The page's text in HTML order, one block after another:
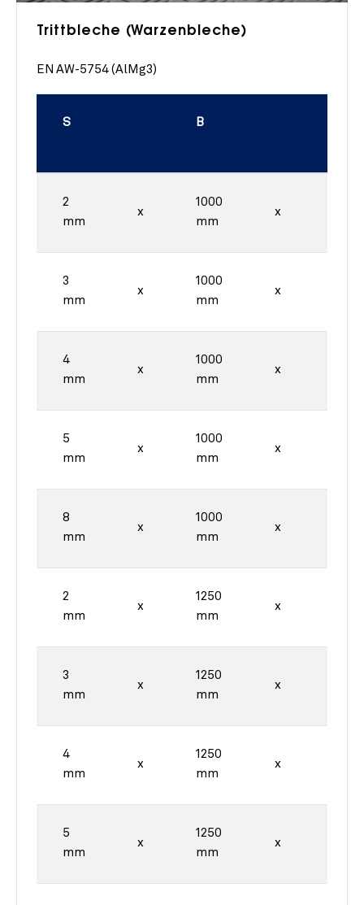
Trittbleche (Warzenbleche)
EN AW-5754 (AlMg3)
S B
2
mm
x
1000
mm
x
3
mm
x
1000
mm
x
4
mm
x
1000
mm
x
5
mm
x
1000
mm
x
8
mm
x
1000
mm
x
2
mm
x
1250
mm
x
3
mm
x
1250
mm
x
4
mm
x
1250
mm
x
5
mm
x
1250
mm
x